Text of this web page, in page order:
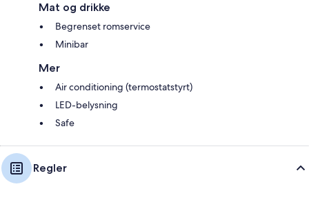
Mat og drikke
Begrenset romservice
Minibar
Mer
Air conditioning (termostatstyrt)
LED-belysning
Safe
Regler